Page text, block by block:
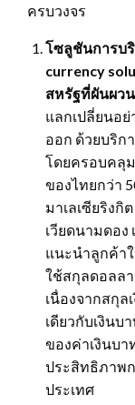
ครบวงจร
โซลูชันการบ
currency
สหรัฐที่ผันผว
แลกเปลี่ยนอ
ออก ด้วยบริก
โดยครอบคลุ
ของไทยกว่า
มาเลเซียริงกิ
เวียดนามดอ
แนะนำลูกค้า
ใช้สกุลดอลล
เนื่องจากสกุ
เดียวกับเงินบ
ของค่าเงินบ
ประสิทธิภาพ
ประเทศ